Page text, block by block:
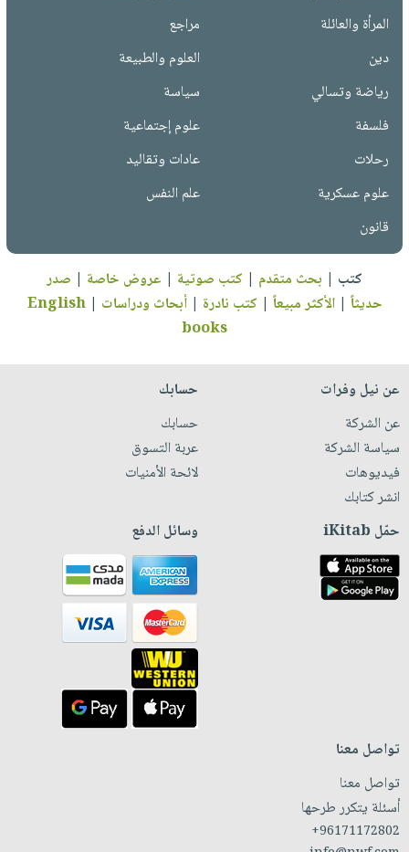
المرأة والعائلة
مراجع
دين
العلوم والطبيعة
رياضة وتسالي
سياسة
فلسفة
علوم إجتماعية
رحلات
عادات وتقاليد
علوم عسكرية
علم النفس
قانون
كتب | بحث متقدم | كتب صوتية | عروض خاصة | صدر
حديثاً |الأكثر مبيعاً | كتب نادرة |أبحاث ودراسات |
English
books
عن نيل وفرات
عن الشركة
سياسة الشركة
فيديوهات
انشر كتابك
حسابك
حسابك
عربة التسوق
لائحة الأمنيات
حمّل iKitab وسائل الدفع
تواصل معنا
تواصل معنا
أسئلة يتكرر طرحها
+96171172802